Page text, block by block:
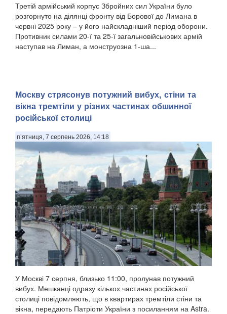
Третій армійський корпус Збройних сил України було
розгорнуто на ділянці фронту від Борової до Лимана в
червні 2025 року – у його найскладніший період оборони.
Противник силами 20-ї та 25-ї загальновійськових армій
наступав на Лиман, а монструозна 1-ша...
Москву стрясонув потужний вибух, стіни та
вікна тремтіли у різних частинах обшинної
російської столиці
п’ятниця, 7 серпень 2026, 14:18
У Москві 7 серпня, близько 11:00, пролунав потужний
вибух. Мешканці одразу кількох частинах російської
столиці повідомляють, що в квартирах тремтіли стіни та
вікна, передають Патріоти України з посиланням на Astra.